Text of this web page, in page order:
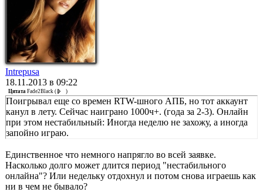
Intrepusa
18.11.2013 в 09:22
Цитата Fade2Black ( )
Поигрывал еще со времен RTW-шного АПБ, но тот аккаунт
канул в лету. Сейчас наиграно 1000ч+. (года за 2-3). Онлайн
при этом нестабильный: Иногда неделю не захожу, а иногда
запойно играю.
Единственное что немного напрягло во всей заявке.
Насколько долго может длится период "нестабильного
онлайна"? Или недельку отдохнул и потом снова играешь как
ни в чем не бывало?